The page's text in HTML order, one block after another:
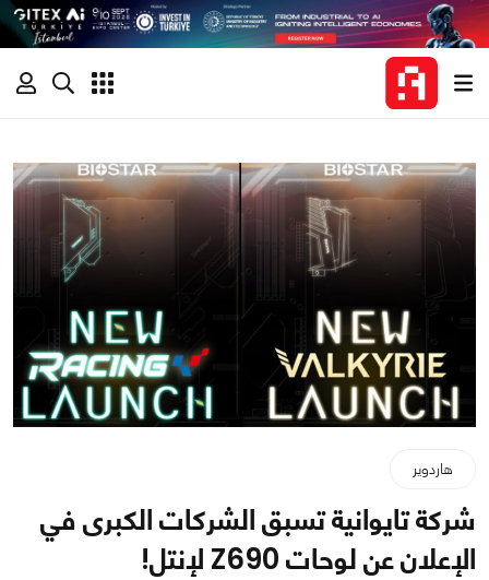
هاردوير
شركة تايوانية تسبق الشركات الكبرى في
الإعلان عن لوحات Z690 لإنتل!